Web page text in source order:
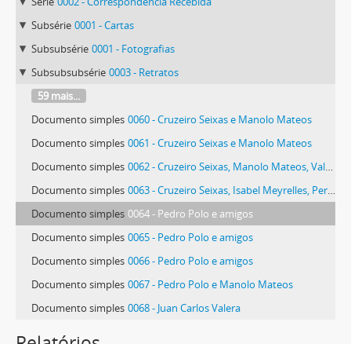
Subsérie 0001 - Cartas
Subsubsérie 0001 - Fotografias
Subsubsubsérie 0003 - Retratos
59 mais...
Documento simples 0060 - Cruzeiro Seixas e Manolo Mateos
Documento simples 0061 - Cruzeiro Seixas e Manolo Mateos
Documento simples 0062 - Cruzeiro Seixas, Manolo Mateos, Valera e Gema
Documento simples 0063 - Cruzeiro Seixas, Isabel Meyrelles, Perfecto e outros
Documento simples 0064 - Pedro Polo e amigos
Documento simples 0065 - Pedro Polo e amigos
Documento simples 0066 - Pedro Polo e amigos
Documento simples 0067 - Pedro Polo e Manolo Mateos
Documento simples 0068 - Juan Carlos Valera